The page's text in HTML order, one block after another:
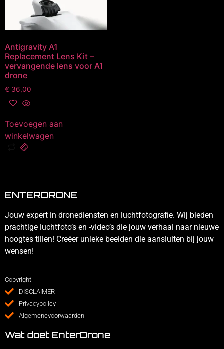
Antigravity A1
Replacement Lens Kit –
vervangende lens voor A1
drone
€ 36,00
Toevoegen aan
winkelwagen
ENTERDRONE
Jouw expert in dronediensten en luchtfotografie. Wij bieden
prachtige luchtfoto’s en -video’s die jouw verhaal naar nieuwe
hoogtes tillen! Creëer unieke beelden die aansluiten bij jouw
wensen!
Copyright
DISCLAIMER
Privacypolicy
Algemenevoorwaarden
Wat doet EnterDrone